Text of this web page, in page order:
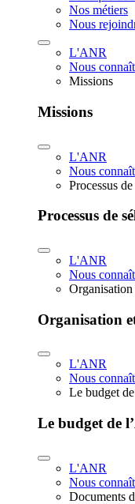
Nos métiers
Nous
L'ANR
Nous
Missions
Missions
L'ANR
Nous
Processus
Processus de
L'ANR
Nous
Organisation
L'ANR
Nous
Le budget
Le budget de
L'ANR
Nous
Documents